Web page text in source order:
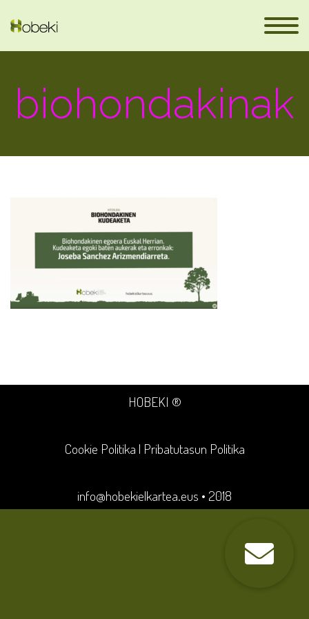
biohondakinak
HOBEKI ®
Cookie Politika | Pribatutasun Politika
info@hobekielkartea.eus • 2018